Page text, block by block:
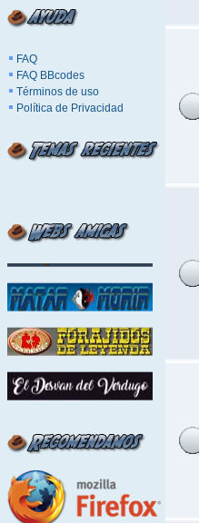
FAQ
FAQ BBcodes
Términos de uso
Política de Privacidad